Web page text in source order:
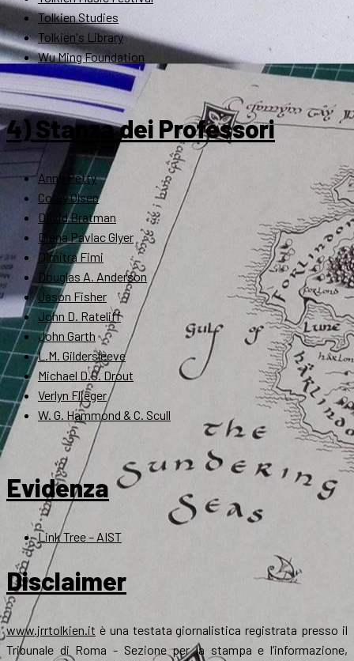
Tolkien Studies
Tolkien's Library
Wu Ming Foundation
4) Stanza dei Professori
Anne Petty
Corey Olsen
David Bratman
Diana Pavlac Glyer
Dimitra Fimi
Douglas A. Anderson
Jason Fisher
John D. Rateliff
John Garth
L.M. Gildersleeve
Michael D.C. Drout
Verlyn Flieger
W. G. Hammond & C. Scull
Evidenza
Link Tree – AIST
Disclaimer
www.jrrtolkien.it è una testata giornalistica registrata presso il
Tribunale di Roma - Sezione per la stampa e l’informazione,